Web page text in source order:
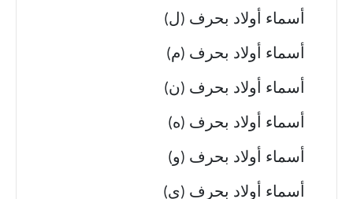
أسماء أولاد بحرف (ل)
أسماء أولاد بحرف (م)
أسماء أولاد بحرف (ن)
أسماء أولاد بحرف (ه)
أسماء أولاد بحرف (و)
أسماء أولاد بحرف (ي)